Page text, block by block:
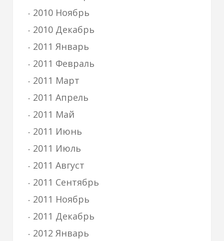
2010 Ноябрь
2010 Декабрь
2011 Январь
2011 Февраль
2011 Март
2011 Апрель
2011 Май
2011 Июнь
2011 Июль
2011 Август
2011 Сентябрь
2011 Ноябрь
2011 Декабрь
2012 Январь